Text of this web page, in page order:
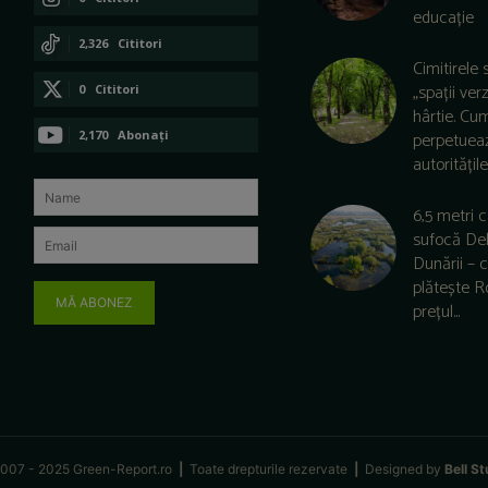
CONECTAȚI-VĂ
2,326 Cititori
0 Cititori
CONECTAȚI-VĂ
2,170 Abonați
ABONAȚI-VĂ
MĂ ABONEZ
educație
Cimitirele
„spații
hârtie.
6,5 metri
sufocă
Dunării –
plătește
prețul...
- 2025 Green-Report.ro Toate drepturile rezervate Designed by Bell